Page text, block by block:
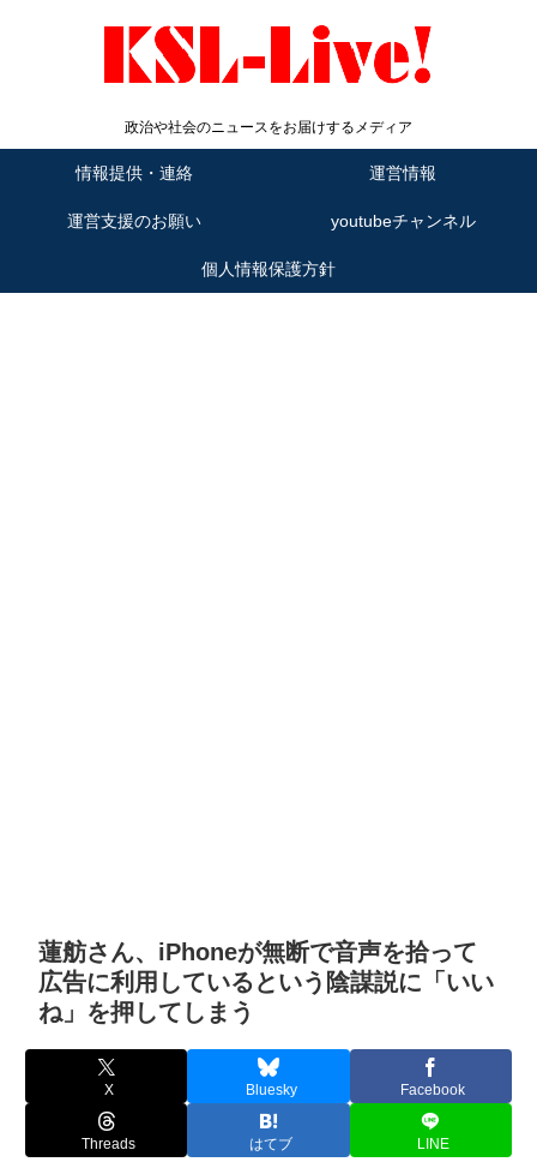
政治や社会のニュースをお届けするメディア
情報提供・連絡 運営情報
運営支援のお願い youtubeチャンネル
個人情報保護方針
蓮舫さん、iPhoneが無断で音声を拾って
広告に利用しているという陰謀説に「いい
ね」を押してしまう
X Bluesky Facebook
Threads はてブ LINE